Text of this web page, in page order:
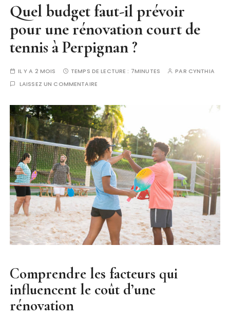
Quel budget faut-il prévoir
pour une rénovation court de
tennis à Perpignan ?
IL Y A 2 MOIS TEMPS DE LECTURE : 7MINUTES PAR CYNTHIA
LAISSEZ UN COMMENTAIRE
Comprendre les facteurs qui
influencent le coût d’une
rénovation